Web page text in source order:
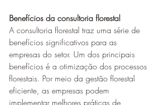
Benefícios da consultoria florestal
A consultoria florestal traz uma série de
benefícios significativos para as
empresas do setor. Um dos principais
benefícios é a otimização dos processos
florestais. Por meio da gestão florestal
eficiente, as empresas podem
implementar melhores práticas de